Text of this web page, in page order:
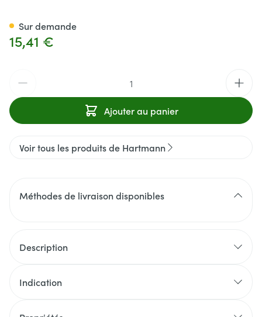
15,41 €
Ajouter au panier
Sur demande
Voir tous les produits de Hartmann
Méthodes de livraison disponibles
Description
Indication